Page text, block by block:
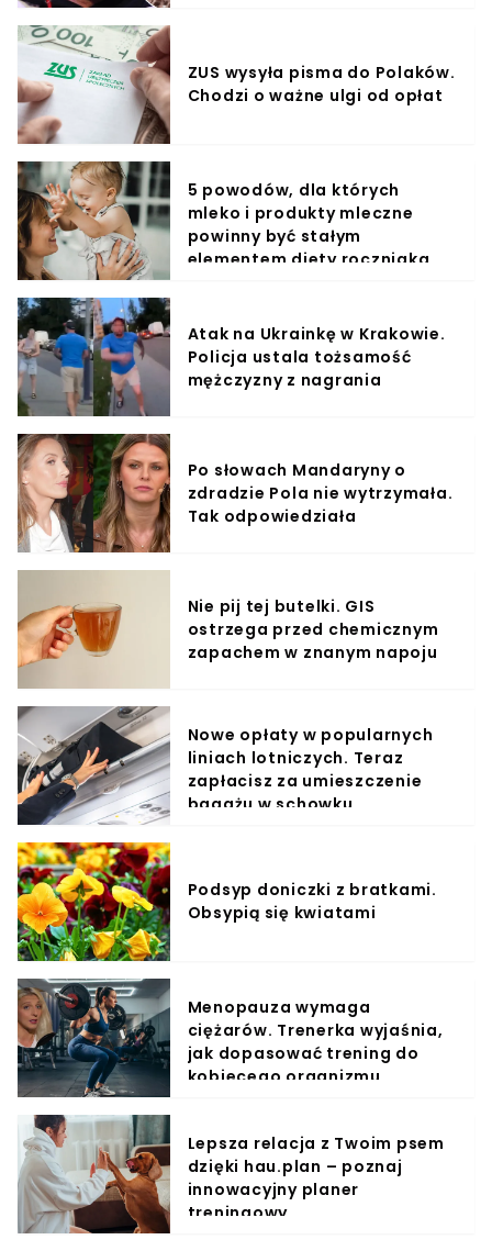
ZUS wysyła pisma do Polaków.
Chodzi o ważne ulgi od opłat
5 powodów, dla których
mleko i produkty mleczne
powinny być stałym
elementem diety roczniaka
Atak na Ukrainkę w Krakowie.
Policja ustala tożsamość
mężczyzny z nagrania
Po słowach Mandaryny o
zdradzie Pola nie wytrzymała.
Tak odpowiedziała
Nie pij tej butelki. GIS
ostrzega przed chemicznym
zapachem w znanym napoju
Nowe opłaty w popularnych
liniach lotniczych. Teraz
zapłacisz za umieszczenie
bagażu w schowku
Podsyp doniczki z bratkami.
Obsypią się kwiatami
Menopauza wymaga
ciężarów. Trenerka wyjaśnia,
jak dopasować trening do
kobiecego organizmu
Lepsza relacja z Twoim psem
dzięki hau.plan – poznaj
innowacyjny planer
treningowy